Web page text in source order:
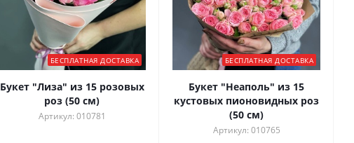
БЕСПЛАТНАЯ ДОСТАВКА
Букет "Лиза" из 15 розовых
роз (50 см)
Артикул: 010781
БЕСПЛАТНАЯ ДОСТАВКА
Букет "Неаполь" из 15
кустовых пионовидных роз
(50 см)
Артикул: 010765